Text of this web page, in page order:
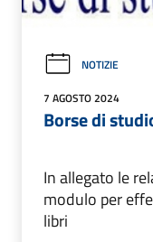
NOTIZIE
7 AGOSTO 2024
Borse di
In allegato le
modulo per
libri